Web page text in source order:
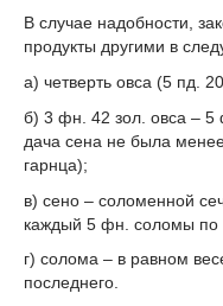
В случае надобности,
продукты другими в
а) четверть овса (5 пд.
б) 3 фн. 42 зол. овса – 5
дача сена не была
гарнца);
в) сено – соломенной
каждый 5 фн. соломы по
г) солома – в равном
последнего.